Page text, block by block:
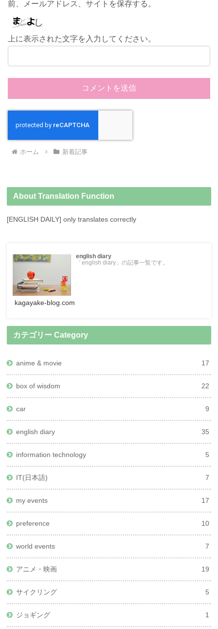
前、メールアドレス、サイトを保存する。
上に表示された文字を入力してください。
ホーム 新着記事
About Translation Function
[ENGLISH DAILY] only translates correctly
english diary
「english diary」の記事一覧です。
kagayake-blog.com
カテゴリー Category
anime & movie 17
box of wisdom 22
car 9
english diary 35
information technology 5
IT(日本語) 7
my events 17
preference 10
world events 7
アニメ・映画 19
サイクリング 5
ジョギング 1